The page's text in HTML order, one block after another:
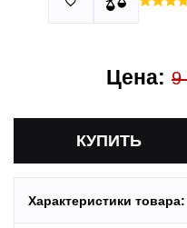
По России: оплата
Цена: 9
Характеристики товара: